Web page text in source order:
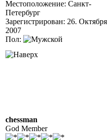
Местоположение: Санкт-
Петербург
Зарегистрирован: 26. Октября
2007
Пол:
chessman
God Member